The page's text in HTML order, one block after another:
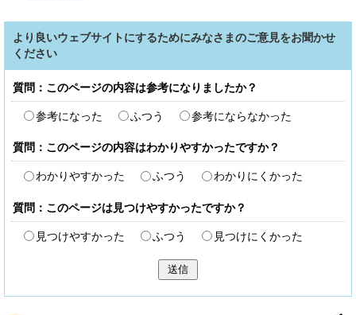
より良いウェブサイトにするためにみなさまのご意見をお聞かせ
ください
質問：このページの内容は参考になりましたか？
参考になった ふつう 参考にならなかった
質問：このページの内容はわかりやすかったですか？
わかりやすかった ふつう わかりにくかった
質問：このページは見つけやすかったですか？
見つけやすかった ふつう 見つけにくかった
送信